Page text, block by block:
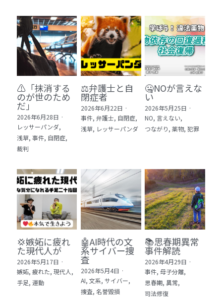
6 セールス・マーケティング・ビジネスモデ
ル 21冊
7 ライフスタイル・防災・科学技術 12冊
8 アジア・歴史・未来予測 11冊
🎬Dramas(おすすめの小説・漫画・ドラマ・
映画)
⚠️「抹消する
のが世のため
だ」​
2026年6月28日 ·
レッサーパンダ,
浅草, 事件, 自閉症,
裁判
⚖️弁護士と自
閉症者
2026年6月22日 ·
事件, 弁護士, 自閉症,
浅草, レッサーパンダ
🤐NOが言えな
い
2026年5月25日 ·
NO, 言えない,
つながり, 薬物, 犯罪
💢嫉妬に疲れ
た現代人が
2026年5月17日 ·
嫉妬, 疲れた, 現代人,
手足, 運動
🤖AI時代の文
系サイバー捜
査
2026年5月4日 ·
AI, 文系, サイバー,
捜査, 名誉毀損
📚思春期異常
事件解読
2026年4月29日 ·
事件, 母子分離,
思春期, 異常,
司法修復